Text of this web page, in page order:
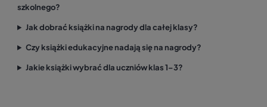
szkolnego?
Jak dobrać książki na nagrody dla całej klasy?
Czy książki edukacyjne nadają się na nagrody?
Jakie książki wybrać dla uczniów klas 1–3?